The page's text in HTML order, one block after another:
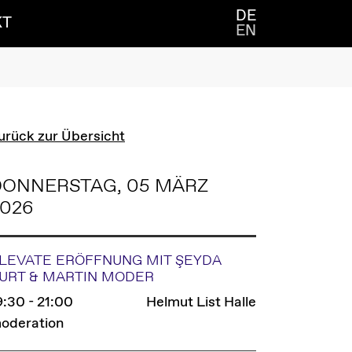
DE
EN
zur Übersicht
05 MÄRZ
ERÖFFNUNG MIT ŞEYDA
& MARTIN MODER
- 21:00
Helmut List Halle